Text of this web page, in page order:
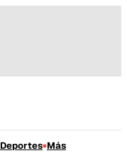
Deportes Más